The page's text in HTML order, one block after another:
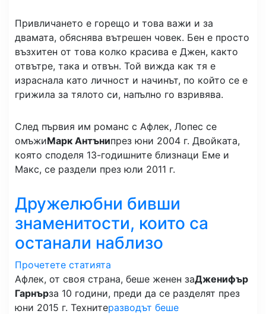
Привличането е горещо и това важи и за
двамата, обяснява вътрешен човек. Бен е просто
възхитен от това колко красива е Джен, както
отвътре, така и отвън. Той вижда как тя е
израснала като личност и начинът, по който се е
грижила за тялото си, напълно го взривява.
След първия им романс с Афлек, Лопес се
омъжиМарк Антънипрез юни 2004 г. Двойката,
която споделя 13-годишните близнаци Еме и
Макс, се раздели през юли 2011 г.
Дружелюбни бивши
знаменитости, които са
останали наблизо
Прочетете статията
Афлек, от своя страна, беше женен заДженифър
Гарнърза 10 години, преди да се разделят през
юни 2015 г. Технитеразводът беше